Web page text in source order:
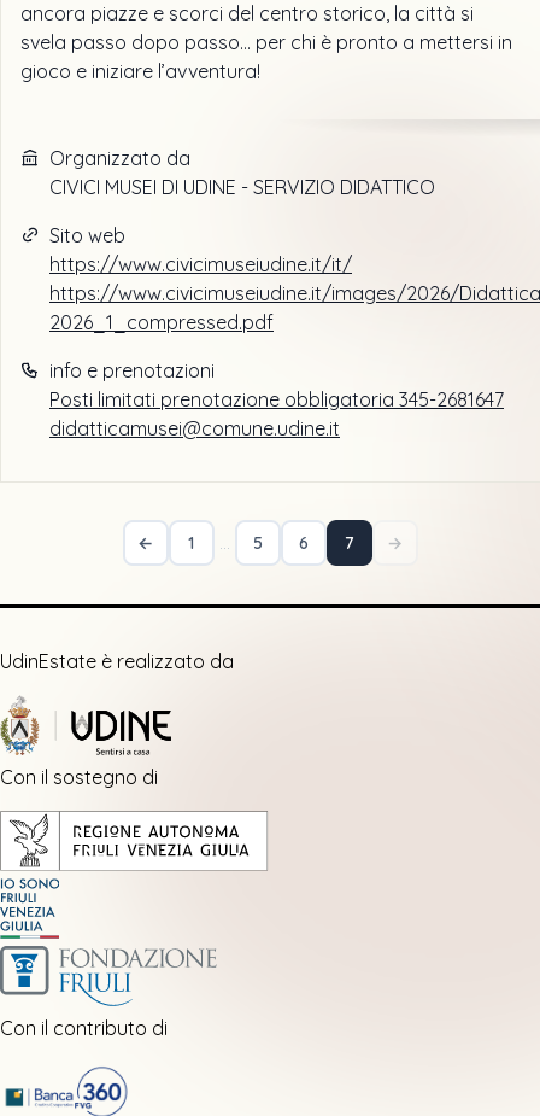
ancora piazze e scorci del centro storico, la città si
svela passo dopo passo… per chi è pronto a mettersi in
gioco e iniziare l’avventura!
Organizzato da
CIVICI MUSEI DI UDINE - SERVIZIO DIDATTICO
Sito web
https://www.civicimuseiudine.it/it/
https://www.civicimuseiudine.it/images/2026/
2026_1_compressed.pdf
info e prenotazioni
Posti limitati prenotazione obbligatoria 345-2681647
didatticamusei@comune.udine.it
← 1 … 5 6 7 →
UdinEstate è realizzato da
Con il sostegno di
Con il contributo di